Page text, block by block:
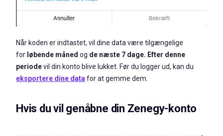
Når koden er indtastet, vil dine data være tilgængelige
for løbende måned og de næste 7 dage. Efter denne
periodevil din konto blive lukket. Før du logger ud, kan du
eksportere dine data for at gemme dem.
Hvis du vil genåbne din Zenegy-konto